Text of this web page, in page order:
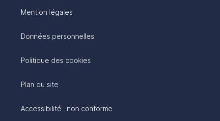
Mention légales
Données personnelles
Politique des cookies
Plan du site
Accessibilité : non conforme